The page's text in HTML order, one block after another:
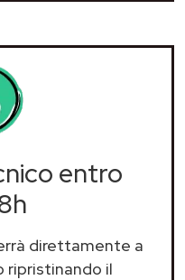
entro
direttamente a
ripristinando il